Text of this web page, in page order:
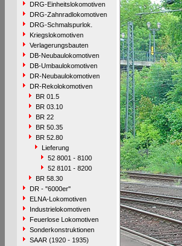
DRG-Einheitslokomotiven
DRG-Zahnradlokomotiven
DRG-Schmalspurlok.
Kriegslokomotiven
Verlagerungsbauten
DB-Neubaulokomotiven
DB-Umbaulokomotiven
DR-Neubaulokomotiven
DR-Rekolokomotiven
BR 01.5
BR 03.10
BR 22
BR 50.35
BR 52.80
Lieferung
52 8001 - 8100
52 8101 - 8200
BR 58.30
DR - "6000er"
ELNA-Lokomotiven
Industrielokomotiven
Feuerlose Lokomotiven
Sonderkonstruktionen
SAAR (1920 - 1935)